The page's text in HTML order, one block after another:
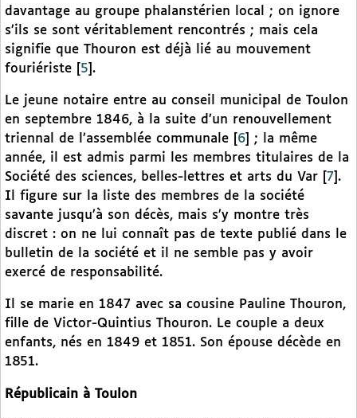
davantage au groupe phalanstérien local ; on ignore
s’ils se sont véritablement rencontrés ; mais cela
signifie que Thouron est déjà lié au mouvement
fouriériste
5 .
Le jeune notaire entre au conseil municipal de Toulon
en septembre 1846, à la suite d’un renouvellement
triennal de l’assemblée communale
6
; la même
année, il est admis parmi les membres titulaires de la
Société des sciences, belles-lettres et arts du Var
7 .
Il figure sur la liste des membres de la société
savante jusqu’à son décès, mais s’y montre très
discret : on ne lui connaît pas de texte publié dans le
bulletin de la société et il ne semble pas y avoir
exercé de responsabilité.
Il se marie en 1847 avec sa cousine Pauline Thouron,
fille de Victor-Quintius Thouron. Le couple a deux
enfants, nés en 1849 et 1851. Son épouse décède en
1851.
Républicain à Toulon